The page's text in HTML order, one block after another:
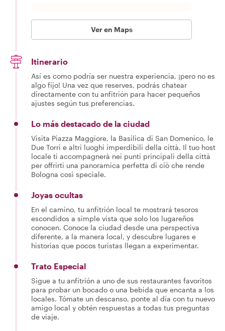
Ver en Maps
Itinerario
Así es como podría ser nuestra experiencia, ¡pero no es
algo fijo! Una vez que reserves, podrás chatear
directamente con tu anfitrión para hacer pequeños
ajustes según tus preferencias.
Lo más destacado de la ciudad
Visita Piazza Maggiore, la Basilica di San Domenico, le
Due Torri e altri luoghi imperdibili della città. Il tuo host
locale ti accompagnerà nei punti principali della città
per offrirti una panoramica perfetta di ciò che rende
Bologna così speciale.
Joyas ocultas
En el camino, tu anfitrión local te mostrará tesoros
escondidos a simple vista que solo los lugareños
conocen. Conoce la ciudad desde una perspectiva
diferente, a la manera local, y descubre lugares e
historias que pocos turistas llegan a experimentar.
Trato Especial
Sigue a tu anfitrión a uno de sus restaurantes favoritos
para probar un bocado o una bebida que encanta a los
locales. Tómate un descanso, ponte al día con tu nuevo
amigo local y obtén respuestas a todas tus preguntas
de viaje.